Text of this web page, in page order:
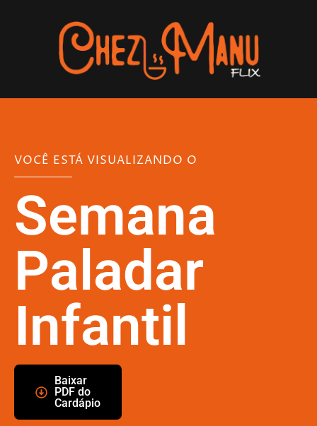
VOCÊ ESTÁ VISUALIZANDO O
Semana
Paladar
Infantil
Baixar
PDF do
Cardápio